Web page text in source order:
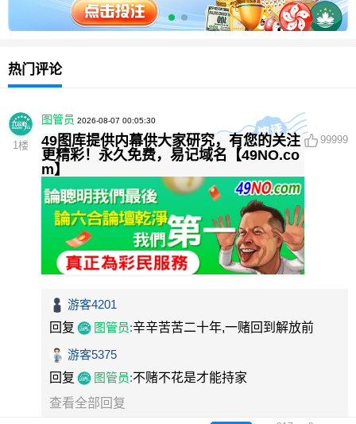
热门评论
1 楼
图管员 2026-08-07 00:05:30
49图库提供内幕供大家研究，有您的关注
更精彩！永久免费，易记域名【49NO.co
m】
99999
游客4201
回复
图管员:辛辛苦苦二十年,一赌回到解放前
游客5375
回复
图管员:不赌不花是才能持家
查看全部回复